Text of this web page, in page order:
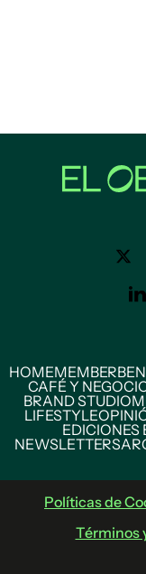
HOMEMEMBER
CAFÉ Y
BRAND STUDIO
LIFESTYLE
EDICIONES
NEWSLETTERS
Políticas de
Términos